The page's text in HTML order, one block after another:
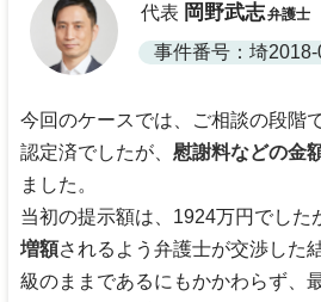
代表 岡野武志弁護士
事件番号：埼2018-
今回のケースでは、ご相談の段階
認定済でしたが、 慰謝料などの金
ました。
当初の提示額は、1924万円でした
増額されるよう弁護士が交渉した
級のままであるにもかかわらず、